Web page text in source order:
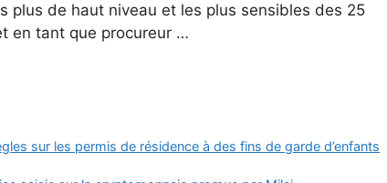
plus de haut niveau et les plus sensibles des 25
en tant que procureur …
sur les permis de résidence à des fins de garde d’enfants